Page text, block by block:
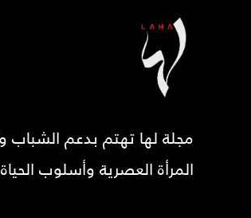
مجلة لها تهتم بدعم الشباب
المرأة العصرية وأسلوب